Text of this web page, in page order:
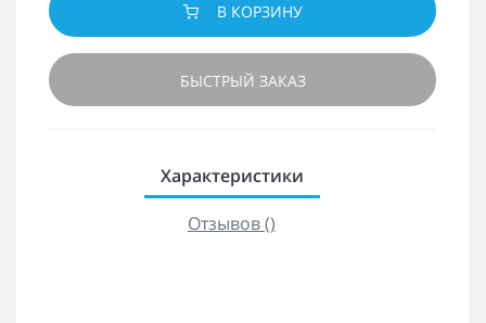
В КОРЗИНУ
БЫСТРЫЙ ЗАКАЗ
Характеристики
Отзывов ()